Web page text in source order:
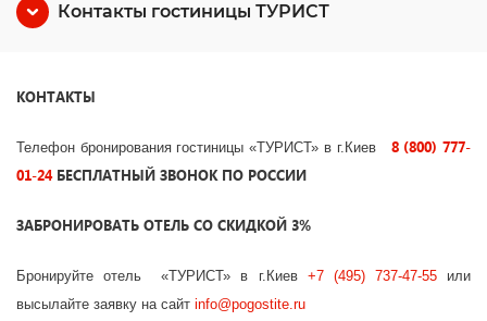
Контакты гостиницы ТУРИСТ
КОНТАКТЫ
Телефон бронирования гостиницы «ТУРИСТ» в г.Киев
8 (800) 777-
01-24БЕСПЛАТНЫЙ ЗВОНОК ПО РОССИИ
ЗАБРОНИРОВАТЬ ОТЕЛЬ СО СКИДКОЙ 3%
Бронируйте отель «ТУРИСТ» в г.Киев +7 (495) 737-47-55или
высылайте заявку на сайт info@pogostite.ru